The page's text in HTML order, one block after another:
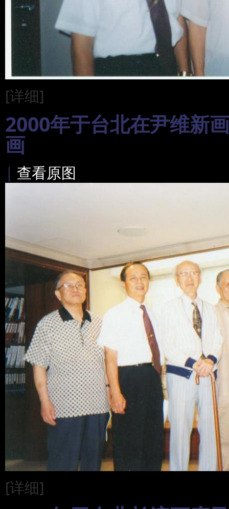
[详细]
2000年于台北在尹维新
画
| 查看原图
[详细]